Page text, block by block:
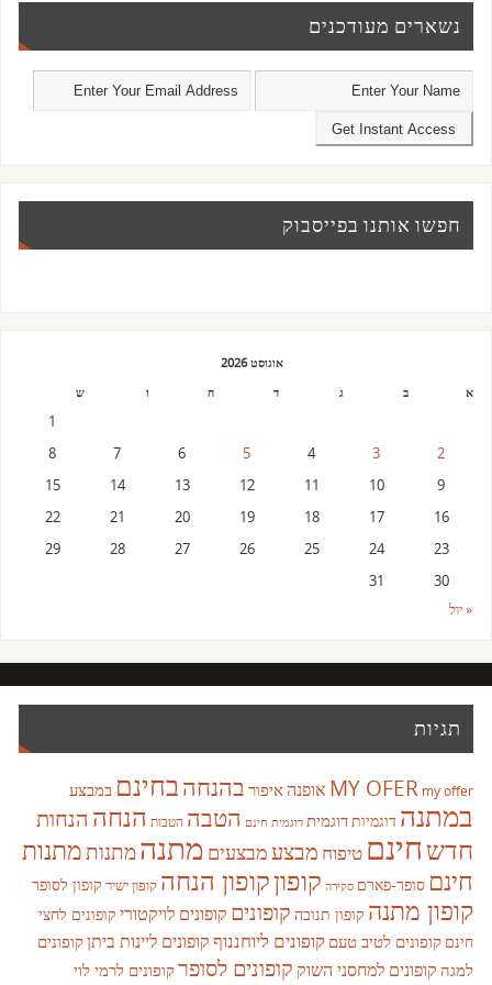
נשארים מעודכנים
חפשו אותנו בפייסבוק
אוגוסט 2026
א
ב ג ד ה ו ש
1
2
3
4
5
6
7
8
9
10
11
12
13
14
15
16
17
18
19
20
21
22
23
24
25
26
27
28
29
30
31
« יול
תגיות
MY OFER my offer אופנהאיפור בהנחהבחינם במבצע
במתנה דוגמיותדוגמית דוגמית חינם הטבה הטבות הנחה הנחות
חדשחינם טיפוח מבצעמבצעים מתנהמתנותמתנות
חינם סופר-פארם סקירה קופוןקופון הנחה קופון ישיר קופון לסופר
קופון מתנה קופון תנובה קופונים קופונים לויקטורי קופונים לחצי
חינם קופונים לטיב טעם קופונים ליוחננוףקופונים ליינות ביתןקופונים
למגה קופונים למחסני השוק קופונים לסופרקופונים לרמי לוי